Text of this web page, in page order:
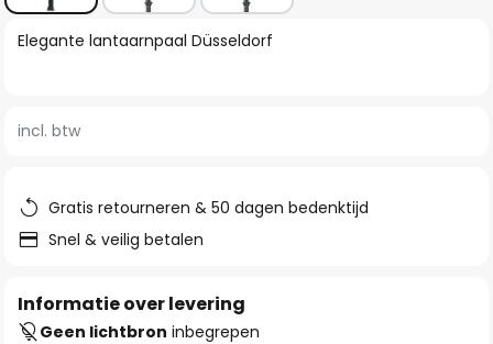
Ga
naar
van
afbeeldingen-
gallerij
Elegante lantaarnpaal Düsseldorf
incl. btw
Gratis retourneren & 50 dagen bedenktijd
Snel & veilig betalen
Informatie over levering
Geen lichtbron inbegrepen